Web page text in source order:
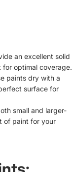
an excellent solid
for optimal coverage.
paints dry with a
surface for
small and larger-
of paint for your